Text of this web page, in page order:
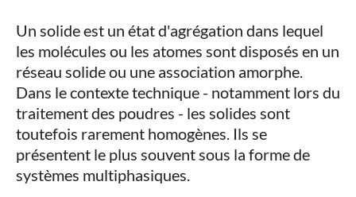
Un solide est un état d'agrégation dans lequel
les molécules ou les atomes sont disposés en un
réseau solide ou une association amorphe.
Dans le contexte technique - notamment lors du
traitement des poudres - les solides sont
toutefois rarement homogènes. Ils se
présentent le plus souvent sous la forme de
systèmes multiphasiques.